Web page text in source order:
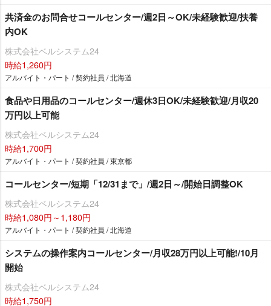
共済金のお問合せコールセンター/週2日～OK/未経験歓迎/扶養
内OK
株式会社ベルシステム24
時給1,260円
アルバイト・パート / 契約社員 / 北海道
食品や日用品のコールセンター/週休3日OK/未経験歓迎/月収20
万円以上可能
株式会社ベルシステム24
時給1,700円
アルバイト・パート / 契約社員 / 東京都
コールセンター/短期「12/31まで」/週2日～/開始日調整OK
株式会社ベルシステム24
時給1,080円～1,180円
アルバイト・パート / 契約社員 / 北海道
システムの操作案内コールセンター/月収28万円以上可能!/10月
開始
株式会社ベルシステム24
時給1,750円